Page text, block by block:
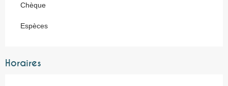
Chèque
Espèces
Horaires